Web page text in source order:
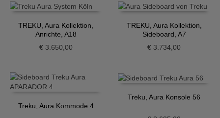
TREKU, Aura Kollektion,
Anrichte, A18
€3.650,00
TREKU, Aura Kollektion,
Sideboard, A7
€ 3.734,00
Treku, Aura Kommode 4
Treku, Aura Konsole 56